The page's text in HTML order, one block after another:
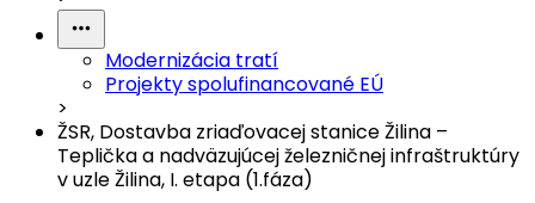
Modernizácia tratí
Projekty spolufinancované EÚ
>
ŽSR, Dostavba zriaďovacej stanice Žilina –
Teplička a nadväzujúcej železničnej infraštruktúry
v uzle Žilina, I. etapa (1.fáza)